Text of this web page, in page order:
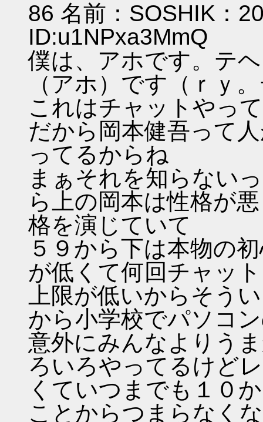
86 名前：SOSHIK：
僕は、アホです。テ
（アホ）です（ｒｙ
これはチャットやっ
だから岡本健吾って
ってるからね
まぁそれを知らない
ら上の岡本は性格が
格を演じていて
５９から下は本物の
が低くて何回チャッ
上限が低いからそう
から小学校でパソコ
意外にみんなよりう
ろいろやってるけど
くていつまでも１０
ことからつまらなく